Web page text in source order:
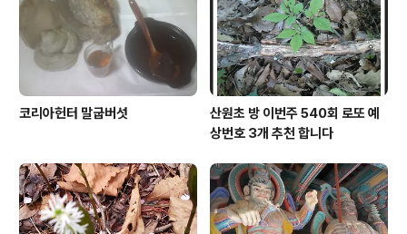
코리아헌터 말굽버섯
산원초 방 이번주 540회 로또 예
상번호 3개 추천 합니다